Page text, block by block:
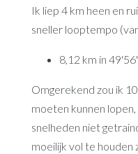
Ik liep 4 km heen en
sneller looptempo
8,12 km in
Omgerekend zou ik
moeten kunnen lopen,
snelheden niet
moeilijk vol te houden